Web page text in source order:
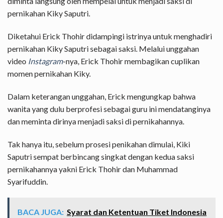
pernikahan Kiky Saputri.
Diketahui Erick Thohir didampingi istrinya untuk menghadiri
pernikahan Kiky Saputri sebagai saksi. Melalui unggahan
video Instagram-nya, Erick Thohir membagikan cuplikan
momen pernikahan Kiky.
Dalam keterangan unggahan, Erick mengungkap bahwa
wanita yang dulu berprofesi sebagai guru ini mendatanginya
dan meminta dirinya menjadi saksi di pernikahannya.
Tak hanya itu, sebelum prosesi penikahan dimulai, Kiki
Saputri sempat berbincang singkat dengan kedua saksi
pernikahannya yakni Erick Thohir dan Muhammad
Syarifuddin.
BACA JUGA: Syarat dan Ketentuan Tiket Indonesia